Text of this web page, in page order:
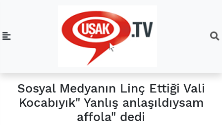
Sosyal Medyanın Linç Ettiği Vali
Kocabıyık" Yanlış anlaşıldıysam
affola" dedi